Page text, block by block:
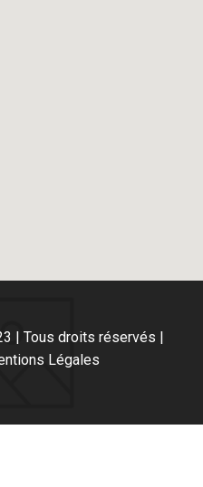
| Tous droits réservés |
Légales